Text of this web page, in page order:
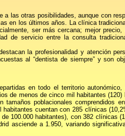
a las otras posibilidades, aunque con
en los últimos años. La clínica
ser más cercana; mejor precio,
de servicio entre la consulta
la profesionalidad y atención
al “dentista de siempre” y son
en todo el territorio autonómico,
de menos de cinco mil habitantes (120)
poblacionales comprendidos
cuentan con 285 clínicas
100.000 habitantes), con 382 clínicas
asciende a 1.950, variando